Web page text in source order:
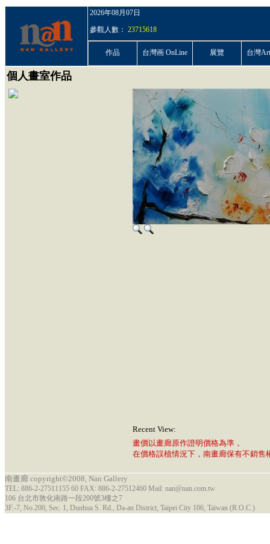
2026年08月07日
參觀人數： 23715618
作品 台灣画 OnLine 展覽 台灣
個人畫室作品
Recent View:
畫價以畫廊原作證明價格為準，
在價格誤植情況下，南畫廊保有不銷售
南畫廊 copyright©2008, Nan Gallery
TEL: 886-2-27511155 60 FAX: 886-2-27512460 Mail: nan@nan.com.tw
106 台北市敦化南路一段200號3樓之7
3F.-7, No.200, Sec. 1, Dunhua S. Rd., Da-an District, Taipei City 106, Taiwan (R.O.C.)